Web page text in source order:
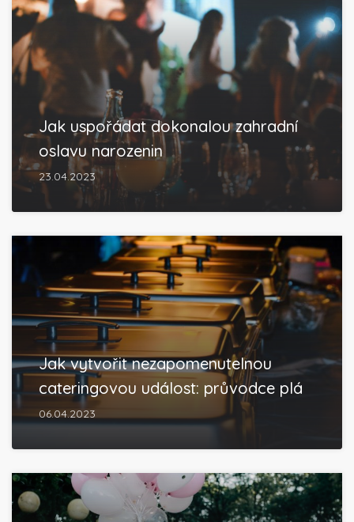
Jak uspořádat dokonalou zahradní
oslavu narozenin
23.04.2023
Jak vytvořit nezapomenutelnou
cateringovou událost: průvodce plá
06.04.2023